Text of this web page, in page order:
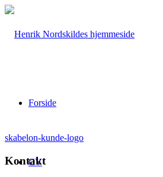
Forside
CV
skabelon-kunde-logo
Kontakt